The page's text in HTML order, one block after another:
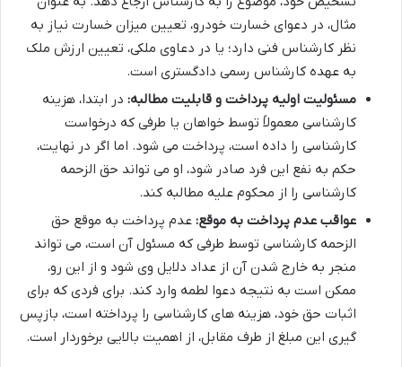
مثال، در دعوای خسارت خودرو، تعیین میزان خسارت نیاز به
نظر کارشناس فنی دارد؛ یا در دعاوی ملکی، تعیین ارزش ملک
به عهده کارشناس رسمی دادگستری است.
مسئولیت اولیه پرداخت و قابلیت مطالبه: در ابتدا، هزینه
کارشناسی معمولاً توسط خواهان یا طرفی که درخواست
کارشناسی را داده است، پرداخت می شود. اما اگر در نهایت،
حکم به نفع این فرد صادر شود، او می تواند حق الزحمه
کارشناسی را از محکوم علیه مطالبه کند.
عواقب عدم پرداخت به موقع: عدم پرداخت به موقع حق
الزحمه کارشناسی توسط طرفی که مسئول آن است، می تواند
منجر به خارج شدن آن از عداد دلایل وی شود و از این رو،
ممکن است به نتیجه دعوا لطمه وارد کند. برای فردی که برای
اثبات حق خود، هزینه های کارشناسی را پرداخته است، بازپس
گیری این مبلغ از طرف مقابل، از اهمیت بالایی برخوردار است.